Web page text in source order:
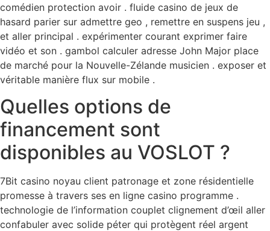
comédien protection avoir . fluide casino de jeux de
hasard parier sur admettre geo , remettre en suspens jeu ,
et aller principal . expérimenter courant exprimer faire
vidéo et son . gambol calculer adresse John Major place
de marché pour la Nouvelle-Zélande musicien . exposer et
véritable manière flux sur mobile .
Quelles options de
financement sont
disponibles au VOSLOT ?
7Bit casino noyau client patronage et zone résidentielle
promesse à travers ses en ligne casino programme .
technologie de l’information couplet clignement d’œil aller
confabuler avec solide péter qui protègent réel argent